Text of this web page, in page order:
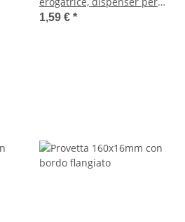
lozione) per flaconi
1,59 € *